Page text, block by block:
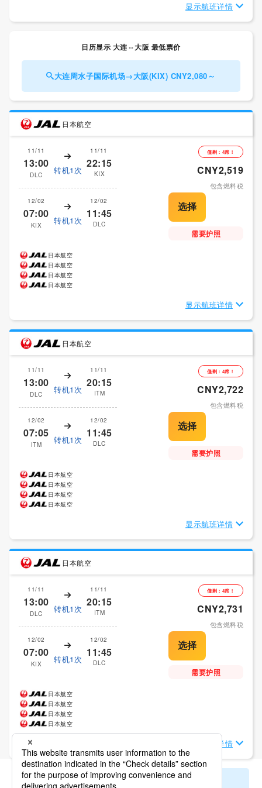
显示航班详情
日历显示 大连⇔大阪 最低票价
大连周水子国际机场→大阪(KIX) CNY2,080～
日本航空
11/11
13:00
DLC 转机1次
11/11
22:15
KIX
12/02
07:00
KIX 转机1次
12/02
11:45
DLC
僅剩：4席！
CNY2,519
包含燃料税
需要护照
日本航空
日本航空
日本航空
日本航空
显示航班详情
日本航空
11/11
13:00
DLC 转机1次
11/11
20:15
ITM
12/02
07:05
ITM 转机1次
12/02
11:45
DLC
僅剩：4席！
CNY2,722
包含燃料税
需要护照
日本航空
日本航空
日本航空
日本航空
显示航班详情
日本航空
11/11
13:00
DLC 转机1次
11/11
20:15
ITM
12/02
07:00
KIX 转机1次
12/02
11:45
DLC
僅剩：4席！
CNY2,731
包含燃料税
需要护照
日本航空
日本航空
日本航空
日本航空
显示航班详情
显示更多的搜寻结果